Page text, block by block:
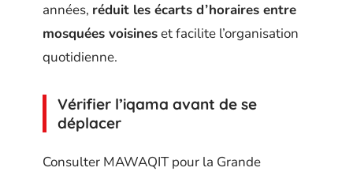
années, réduit les écarts d’horaires entre
mosquées voisineset facilite l’organisation
quotidienne.
Vérifier l’iqama avant de se
déplacer
Consulter MAWAQIT pour la Grande